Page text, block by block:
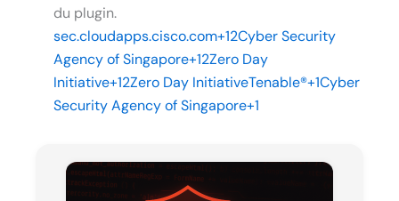
du plugin.
sec.cloudapps.cisco.com+12Cyber Security
Agency of Singapore+12Zero Day
Initiative+12Zero Day InitiativeTenable®+1Cyber
Security Agency of Singapore+1